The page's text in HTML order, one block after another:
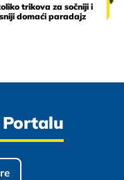
trikova za sočniji i
domaći paradajz